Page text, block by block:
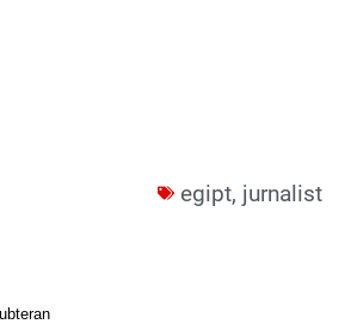
egipt, jurnalist